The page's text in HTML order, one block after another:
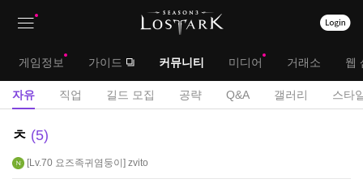
대
메
게임정보 가이드 커뮤니티 미디어 거래소 웹
서
자유 직업 길드 모집 공략 Q&A 갤러리 스타
자
게
ㅊ 5
Lv.70 요즈족귀염둥이 zvito